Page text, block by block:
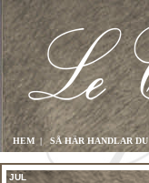
HEM | SÅ HÄR HANDLAR DU
JUL